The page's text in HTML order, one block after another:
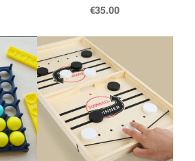
€35.00